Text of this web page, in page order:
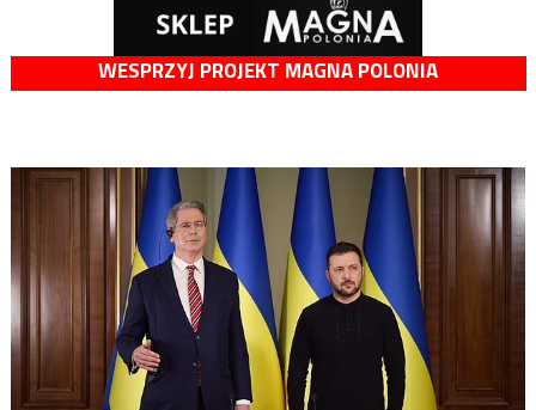
WESPRZYJ PROJEKT MAGNA POLONIA